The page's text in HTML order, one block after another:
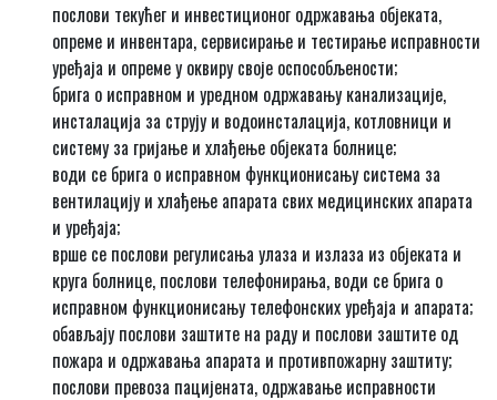
послови текућег и инвестиционог одржавања објеката,
опреме и инвентара, сервисирање и тестирање исправности
уређаја и опреме у оквиру своје оспособљености;
брига о исправном и уредном одржавању канализације,
инсталација за струју и водоинсталација, котловници и
систему за гријање и хлађење објеката болнице;
води се брига о исправном функционисању система за
вентилацију и хлађење апарата свих медицинских апарата
и уређаја;
врше се послови регулисања улаза и излаза из објеката и
круга болнице, послови телефонирања, води се брига о
исправном функционисању телефонских уређаја и апарата;
обављају послови заштите на раду и послови заштите од
пожара и одржавања апарата и противпожарну заштиту;
послови превоза пацијената, одржавање исправности